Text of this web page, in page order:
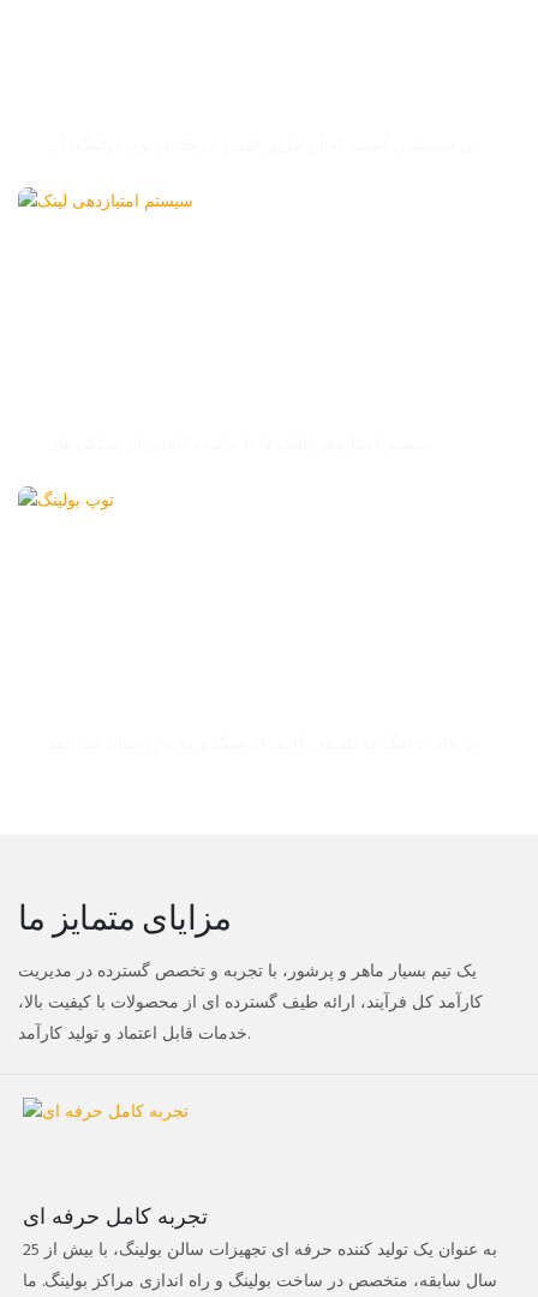
تعامل نوآورانه، تجربه خارق العاده جدیدی را برای هر شات
مزایای متمایز ما
یک تیم بسیار ماهر و پرشور، با تجربه و تخصص گسترده در مدیریت
کارآمد کل فرآیند، ارائه طیف گسترده ای از محصولات با کیفیت بالا،
خدمات قابل اعتماد و تولید کارآمد.
تجربه کامل حرفه ای
به عنوان یک تولید کننده حرفه ای تجهیزات سالن بولینگ، با بیش از 25
سال سابقه، متخصص در ساخت بولینگ و راه اندازی مراکز بولینگ. ما